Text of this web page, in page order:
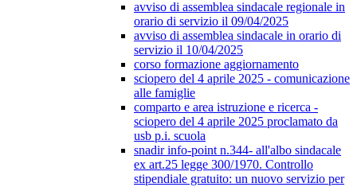
avviso di assemblea sindacale regionale in
orario di servizio il 09/04/2025
avviso di assemblea sindacale in orario di
servizio il 10/04/2025
corso formazione aggiornamento
sciopero del 4 aprile 2025 - comunicazione
alle famiglie
comparto e area istruzione e ricerca -
sciopero del 4 aprile 2025 proclamato da
usb p.i. scuola
snadir info-point n.344- all'albo sindacale
ex art.25 legge 300/1970. Controllo
stipendiale gratuito: un nuovo servizio per